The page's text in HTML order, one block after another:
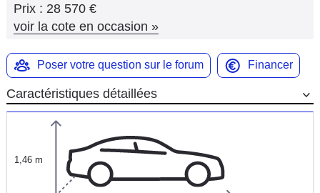
Moto
Marques
Prix : 28 570 €
voir la cote en occasion »
Poser votre question sur le forum Financer
Caractéristiques détaillées
1,46 m